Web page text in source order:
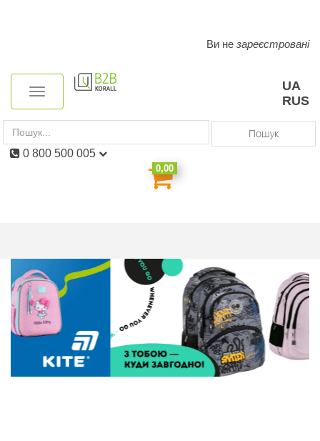
navigation
Toggle
UA
RUS
Пошук
0,00
Ви не зареєстровані
0 800 500 005